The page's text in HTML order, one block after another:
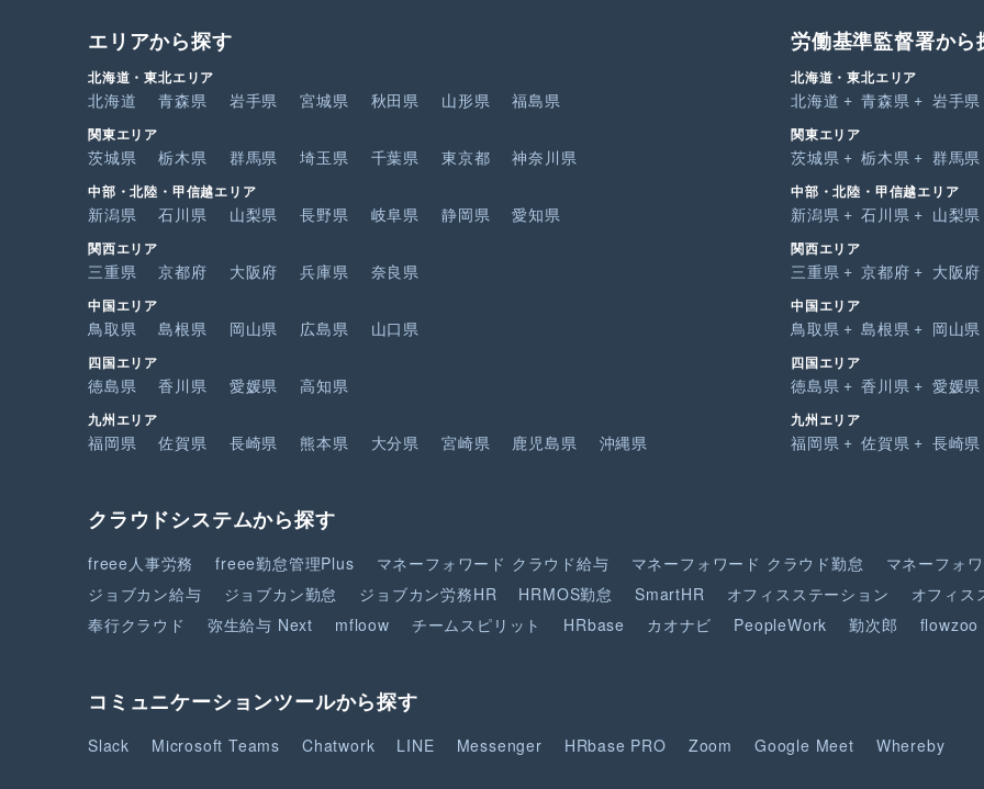
エリアから探す
北海道・東北エリア
北海道 青森県 岩手県 宮城県 秋田県 山形県 福島県
関東エリア
茨城県 栃木県 群馬県 埼玉県 千葉県 東京都 神奈川県
中部・北陸・甲信越エリア
新潟県 石川県 山梨県 長野県 岐阜県 静岡県 愛知県
関西エリア
三重県 京都府 大阪府 兵庫県 奈良県
中国エリア
鳥取県 島根県 岡山県 広島県 山口県
四国エリア
徳島県 香川県 愛媛県 高知県
九州エリア
福岡県 佐賀県 長崎県 熊本県 大分県 宮崎県 鹿児島県 沖縄県
労働基準監督署から
北海道・東北エリア
北海道 青森県 岩手県
関東エリア
茨城県 栃木県 群馬県
中部・北陸・甲信越エリア
新潟県 石川県 山梨県
関西エリア
三重県 京都府 大阪府
中国エリア
鳥取県 島根県 岡山県
四国エリア
徳島県 香川県 愛媛県
九州エリア
福岡県 佐賀県 長崎県
クラウドシステムから探す
freee人事労務 freee勤怠管理Plus マネーフォワード クラウド給与 マネーフォワード クラウド勤怠 マネーフォ
ジョブカン給与
ジョブカン勤怠 ジョブカン労務HR HRMOS勤怠 SmartHR オフィスステーション オフィス
奉行クラウド
弥生給与 Next mfloow チームスピリット HRbase カオナビ PeopleWork 勤次郎 flowzoo
コミュニケーションツールから探す
Slack Microsoft Teams Chatwork LINE Messenger HRbase PRO Zoom Google Meet Whereby